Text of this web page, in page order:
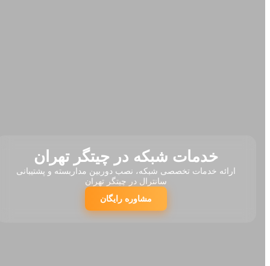
خدمات شبکه در چیتگر تهران
ارائه خدمات تخصصی شبکه، نصب دوربین مداربسته و پشتیبانی
سانترال در چیتگر تهران
مشاوره رایگان